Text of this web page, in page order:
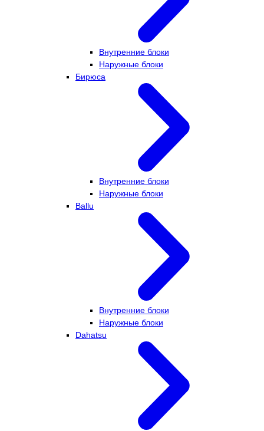
Внутренние блоки
Наружные блоки
Бирюса
Внутренние блоки
Наружные блоки
Ballu
Внутренние блоки
Наружные блоки
Dahatsu